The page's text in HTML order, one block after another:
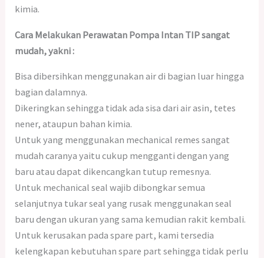
kimia.
Cara Melakukan Perawatan Pompa Intan TIP sangat
mudah, yakni :
Bisa dibersihkan menggunakan air di bagian luar hingga
bagian dalamnya.
Dikeringkan sehingga tidak ada sisa dari air asin, tetes
nener, ataupun bahan kimia.
Untuk yang menggunakan mechanical remes sangat
mudah caranya yaitu cukup mengganti dengan yang
baru atau dapat dikencangkan tutup remesnya.
Untuk mechanical seal wajib dibongkar semua
selanjutnya tukar seal yang rusak menggunakan seal
baru dengan ukuran yang sama kemudian rakit kembali.
Untuk kerusakan pada spare part, kami tersedia
kelengkapan kebutuhan spare part sehingga tidak perlu